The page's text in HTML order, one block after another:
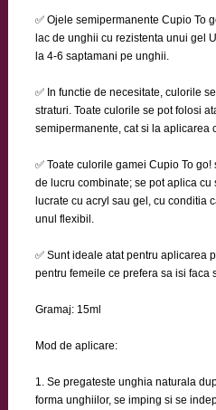
✅ Ojele semipermanente Cupio To
lac de unghii cu rezistenta unui gel
la 4-6 saptamani pe unghii.
✅ In functie de necesitate, culorile
straturi. Toate culorile se pot folosi
semipermanente, cat si la aplicarea
✅ Toate culorile gamei Cupio To
de lucru combinate; se pot aplica
lucrate cu acryl sau gel, cu conditia
unul flexibil.
✅ Sunt ideale atat pentru aplicarea
pentru femeile ce prefera sa isi faca
Gramaj: 15ml
Mod de aplicare:
1. Se pregateste unghia naturala
forma unghiilor, se imping si se